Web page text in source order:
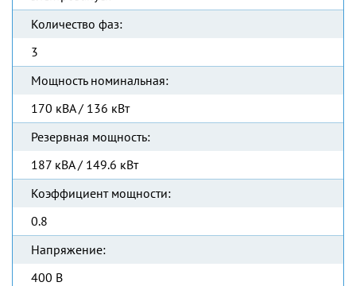
Количество фаз:
3
Мощность номинальная:
170 кВА / 136 кВт
Резервная мощность:
187 кВА / 149.6 кВт
Коэффициент мощности:
0.8
Напряжение:
400 В